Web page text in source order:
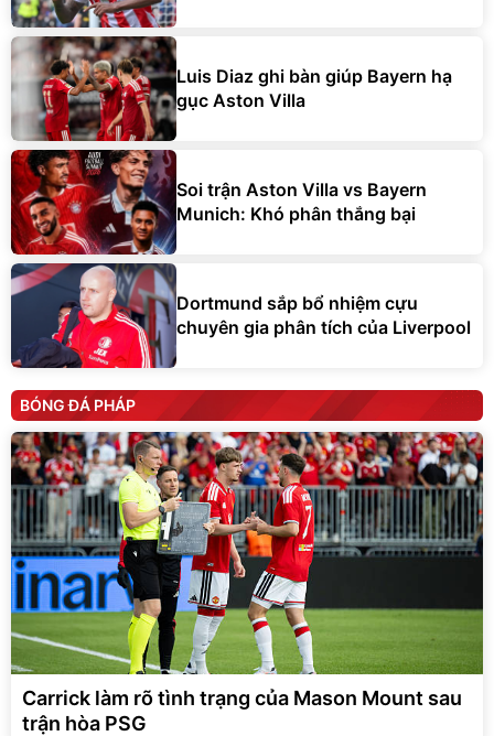
Luis Diaz ghi bàn giúp Bayern hạ
gục Aston Villa
Soi trận Aston Villa vs Bayern
Munich: Khó phân thắng bại
Dortmund sắp bổ nhiệm cựu
chuyên gia phân tích của Liverpool
BÓNG ĐÁ PHÁP
Carrick làm rõ tình trạng của Mason Mount sau
trận hòa PSG